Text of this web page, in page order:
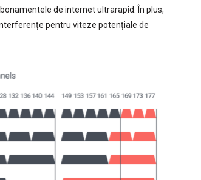
de internet ultrarapid. În plus,
pentru viteze potențiale de